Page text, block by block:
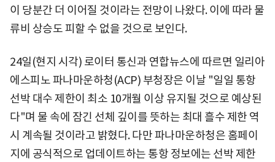
이 당분간 더 이어질 것이라는 전망이 나왔다. 이에 따라 물
류비 상승도 피할 수 없을 것으로 보인다.
24일(현지 시각) 로이터 통신과 연합뉴스에 따르면 일리아
에스피노 파나마운하청(ACP) 부청장은 이날 "일일 통항
선박 대수 제한이 최소 10개월 이상 유지될 것으로 예상된
다"며 물 속에 잠긴 선체 깊이를 뜻하는 최대 흘수 제한 역
시 계속될 것이라고 밝혔다. 다만 파나마운하청은 홈페이
지에 공식적으로 업데이트하는 통항 정보에는 선박 제한